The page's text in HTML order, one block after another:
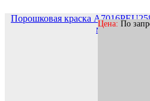
Порошковая краска
матовый
Цена: По